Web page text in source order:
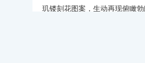
玑镂刻花图案，生动再现俯瞰勃